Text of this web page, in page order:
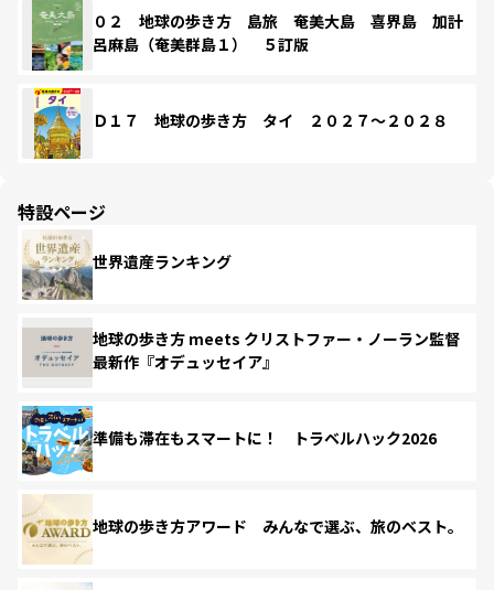
０２ 地球の歩き方 島旅 奄美大島 喜界島 加計
呂麻島（奄美群島１） ５訂版
Ｄ１７ 地球の歩き方 タイ ２０２７～２０２８
特設ページ
世界遺産ランキング
地球の歩き方 meets クリストファー・ノーラン監督
最新作『オデュッセイア』
準備も滞在もスマートに！ トラベルハック2026
地球の歩き方アワード みんなで選ぶ、旅のベスト。